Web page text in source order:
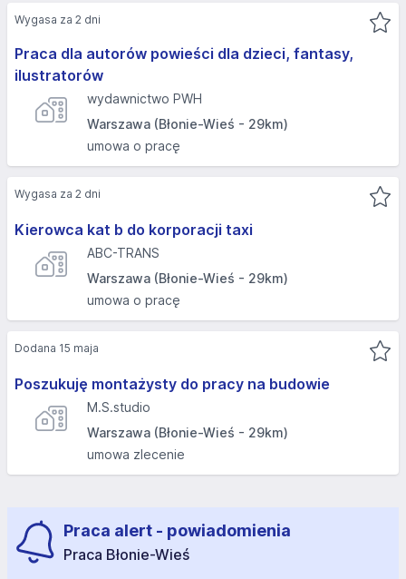
Praca dla autorów powieści dla dzieci, fantasy,
ilustratorów
wydawnictwo PWH
Warszawa (Błonie-Wieś - 29km)
umowa o pracę
Wygasa za 2 dni
Kierowca kat b do korporacji taxi
ABC-TRANS
Warszawa (Błonie-Wieś - 29km)
umowa o pracę
Wygasa za 2 dni
Poszukuję montażysty do pracy na budowie
M.S.studio
Warszawa (Błonie-Wieś - 29km)
umowa zlecenie
Dodana 15 maja
Praca alert - powiadomienia
Praca Błonie-Wieś